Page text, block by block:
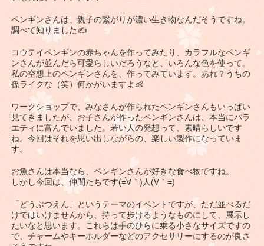
ペンギンさんは、親子の繋がりが濃い生き物なんだそうですね。
調べて知りました✍
コウテイペンギンの赤ちゃんを作ってみたり、カラフルなペンギ
ンさんが並んだら可愛らしいだろうなと、いろんな色を使って。
私の空想上のペンギンさんを、作ってみています。あれ？うちの
孫ライクな（笑）何かがいますよ👶
ワークショップで、みなさんが作られたペンギンさんもいっぱい
見てきましたが、お子さんが作ったペンギンさんは、本当にバラ
エティに富んでいました。若い人の発想って、素晴らしいです
ね。今回はそれを思い出しながらの、楽しい製作になっていま
す。
お魚さんは本当なら、ペンギンさんが好きな食べ物ですね。
しかし今回は、仲間たちです(=́∀｀)人(́∀｀=)
「どうぶつえん」というテーマのイベントですが、ただ並べるだ
けではいけませんから、持って歩けるようなものにして、展示し
たいなと思います。これらは手のひらに乗る小さなサイズですの
で、チャームやキーホルダーなどのアクセサリーにするのが良さ